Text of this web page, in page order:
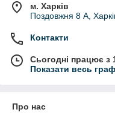
м. Харків
Поздовжня 8 А,
Контакти
Сьогодні працює з
Показати весь
Про нас